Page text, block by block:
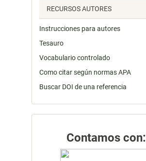
RECURSOS AUTORES
Instrucciones para autores
Tesauro
Vocabulario controlado
Como citar según normas APA
Buscar DOI de una referencia
Contamos con: